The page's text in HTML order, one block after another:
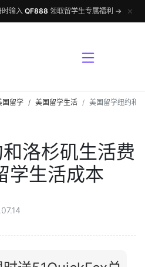
输入 QF888 领取留学生专属福利 → ✕
国留学 / 美国留学生活 美国留学纽约和
洛杉矶生活费
学生活成本